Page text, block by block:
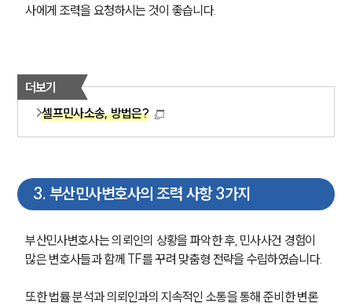
사에게 조력을 요청하시는 것이 좋습니다.
더보기
셀프민사소송, 방법은?
3. 부산민사변호사의 조력 사항 3가지
부산민사변호사는 의뢰인의 상황을 파악한 후, 민사사건 경험이
많은 변호사들과 함께 TF를 꾸려 맞춤형 전략을 수립하였습니다.
또한 법률 분석과 의뢰인과의 지속적인 소통을 통해 준비한 변론